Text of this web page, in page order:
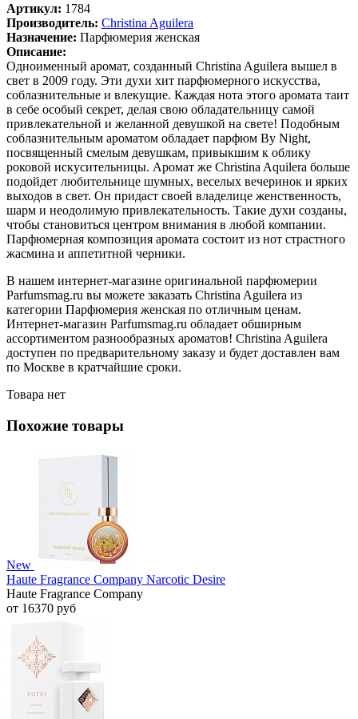
Артикул: 1784
Производитель: Christina Aguilera
Назначение: Парфюмерия женская
Описание:
Одноименный аромат, созданный Christina Aguilera вышел в
свет в 2009 году. Эти духи хит парфюмерного искусства,
соблазнительные и влекущие. Каждая нота этого аромата таит
в себе особый секрет, делая свою обладательницу самой
привлекательной и желанной девушкой на свете! Подобным
соблазнительным ароматом обладает парфюм By Night,
посвященный смелым девушкам, привыкшим к облику
роковой искусительницы. Аромат же Christina Aquilera больше
подойдет любительнице шумных, веселых вечеринок и ярких
выходов в свет. Он придаст своей владелице женственность,
шарм и неодолимую привлекательность. Такие духи созданы,
чтобы становиться центром внимания в любой компании.
Парфюмерная композиция аромата состоит из нот страстного
жасмина и аппетитной черники.
В нашем интернет-магазине оригинальной парфюмерии
Parfumsmag.ru вы можете заказать Christina Aguilera из
категории Парфюмерия женская по отличным ценам.
Интернет-магазин Parfumsmag.ru обладает обширным
ассортиментом разнообразных ароматов! Christina Aguilera
доступен по предварительному заказу и будет доставлен вам
по Москве в кратчайшие сроки.
Товара нет
Похожие товары
New
Haute Fragrance Company Narcotic Desire
Haute Fragrance Company
от 16370 руб